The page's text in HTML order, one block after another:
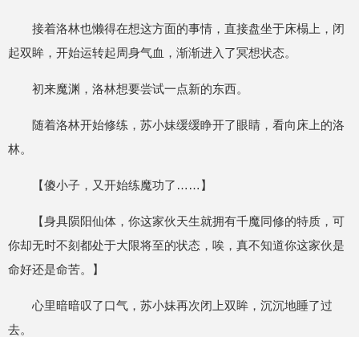
接着洛林也懒得在想这方面的事情，直接盘坐于床榻上，闭
起双眸，开始运转起周身气血，渐渐进入了冥想状态。
初来魔渊，洛林想要尝试一点新的东西。
随着洛林开始修练，苏小妹缓缓睁开了眼睛，看向床上的洛
林。
【傻小子，又开始练魔功了……】
【身具陨阳仙体，你这家伙天生就拥有千魔同修的特质，可
你却无时不刻都处于大限将至的状态，唉，真不知道你这家伙是
命好还是命苦。】
心里暗暗叹了口气，苏小妹再次闭上双眸，沉沉地睡了过
去。